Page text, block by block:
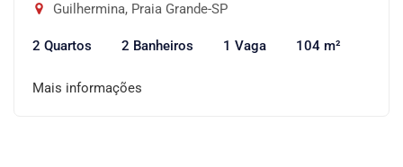
Guilhermina, Praia Grande-SP
2 Quartos 2 Banheiros 1 Vaga 104 m²
Mais informações